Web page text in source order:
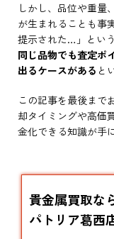
しかし、品位や重量
が生まれることも事
提示された…」とい
同じ品物でも査定ポ
出るケースがある と
この記事を最後まで
却タイミングや高価
金化できる知識が手
貴金属買取な
パトリア葛西